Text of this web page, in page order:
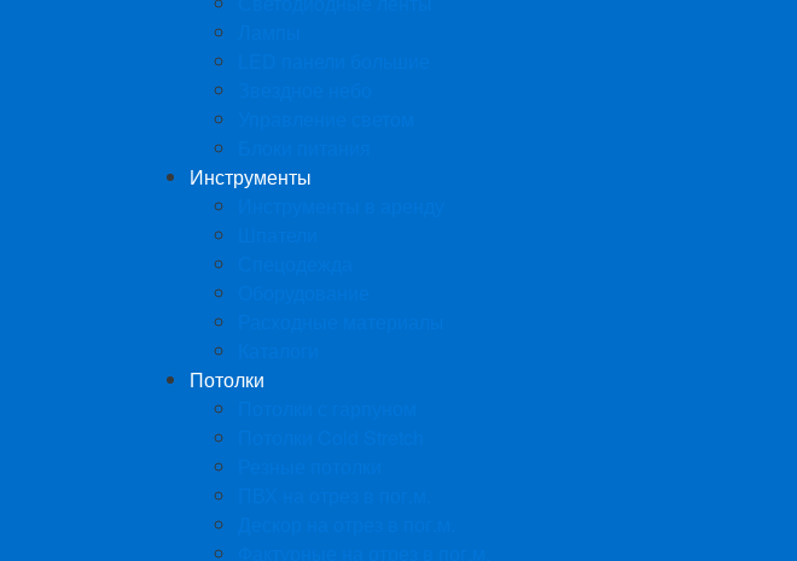
Инструменты
Потолки